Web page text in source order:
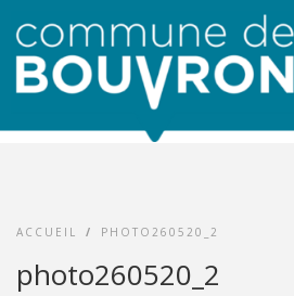
ACCUEIL / PHOTO260520_2
photo260520_2